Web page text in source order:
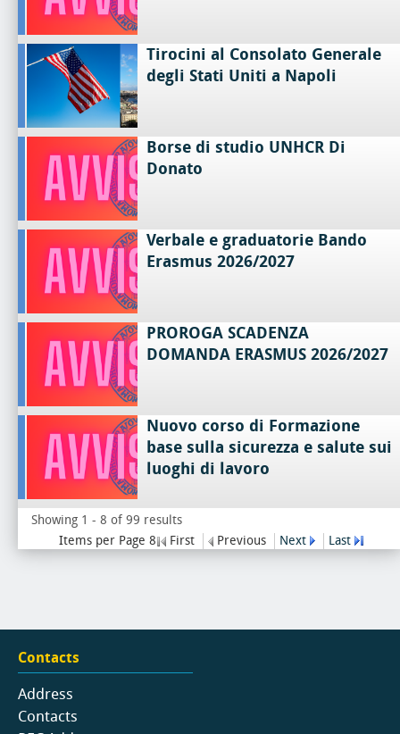
Tirocini al Consolato Generale
degli Stati Uniti a Napoli
Borse di studio UNHCR Di
Donato
Verbale e graduatorie Bando
Erasmus 2026/2027
PROROGA SCADENZA
DOMANDA ERASMUS 2026/2027
Nuovo corso di Formazione
base sulla sicurezza e salute sui
luoghi di lavoro
Showing 1 - 8 of 99 results
Items per Page 8
First Previous Next Last
Contacts
Address
Contacts